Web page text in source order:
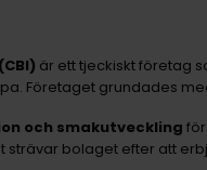
är ett tjeckiskt företag
Företaget grundades
och smakutveckling
strävar bolaget efter att